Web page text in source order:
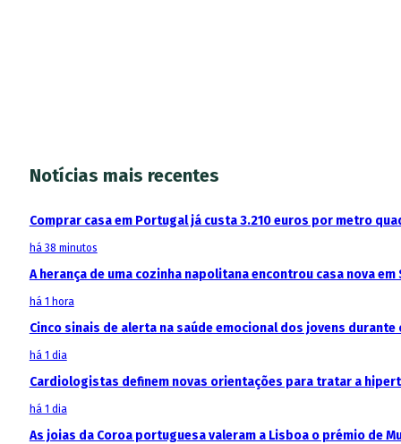
Notícias mais recentes
Comprar casa em Portugal já custa 3.210 euros por metro
há 38 minutos
A herança de uma cozinha napolitana encontrou casa nova em
há 1 hora
Cinco sinais de alerta na saúde emocional dos jovens durante
há 1 dia
Cardiologistas definem novas orientações para tratar a
há 1 dia
As joias da Coroa portuguesa valeram a Lisboa o prémio de